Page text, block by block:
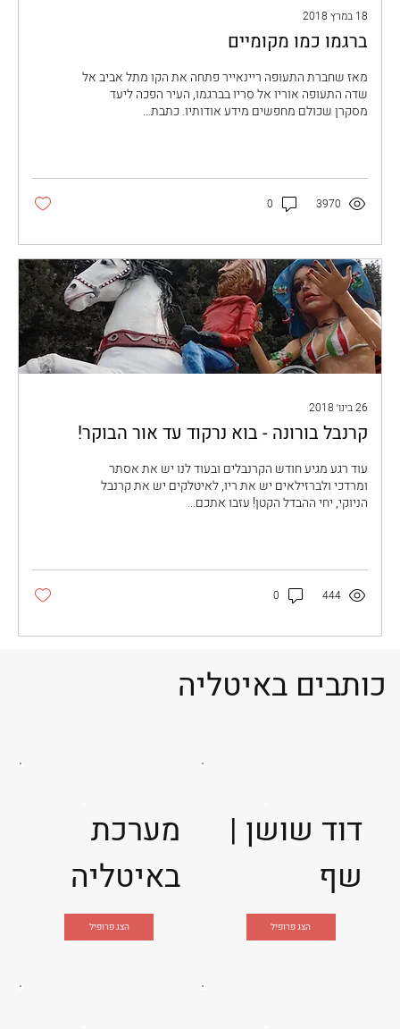
18 במרץ 2018
ברגמו כמו מקומיים
מאז שחברת התעופה ריינאייר פתחה את הקו מתל אביב אל
שדה התעופה אוריו אל סריו בברגמו, העיר הפכה ליעד
מסקרן שכולם מחפשים מידע אודותיו. כתבת...
3970
0
26 בינו׳ 2018
קרנבל בורונה - בוא נרקוד עד אור הבוקר!
עוד רגע מגיע חודש הקרנבלים ובעוד לנו יש את אסתר
ומרדכי ולברזילאים יש את ריו, לאיטלקים יש את קרנבל
הניוקי, יחי ההבדל הקטן! עזבו אתכם...
444
0
מערכת
באיטליה
הצג פרופיל
דוד שושן |
שף
הצג פרופיל
כותבים באיטליה